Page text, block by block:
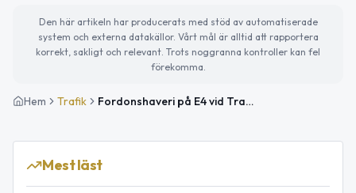
Den här artikeln har producerats med stöd av automatiserade
system och externa datakällor. Vårt mål är alltid att rapportera
korrekt, sakligt och relevant. Trots noggranna kontroller kan fel
förekomma.
Hem Trafik Fordonshaveri på E4 vid Trafikplats Järva Krog i riktning mot Stockholm
Mest läst